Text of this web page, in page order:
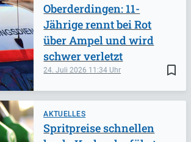
bookmark_border
24. Juli 2026 11:34
Oberderdingen: 11-
Jährige rennt bei Rot
über Ampel und wird
schwer verletzt
AKTUELLES
Spritpreise schnellen